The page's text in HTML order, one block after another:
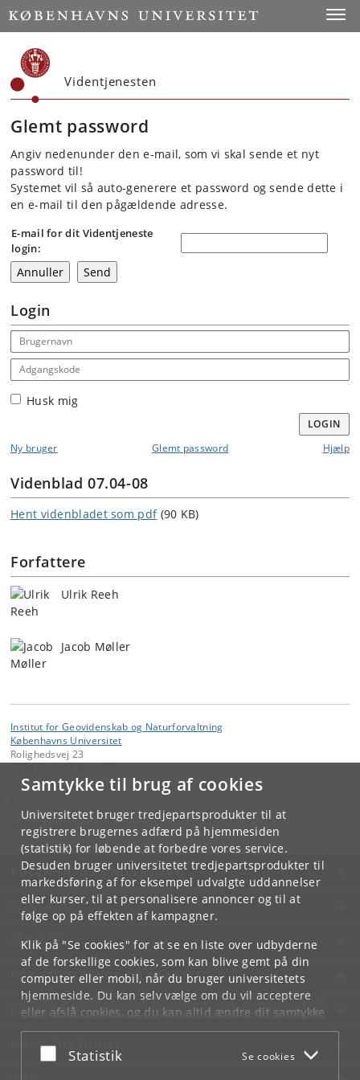
Samtykke til brug af cookies
Universitetet bruger tredjepartsprodukter til at
registrere brugernes adfærd på hjemmesiden
(statistik) for løbende at forbedre vores service.
Desuden bruger universitetet tredjepartsprodukter til
markedsføring af for eksempel udvalgte uddannelser
eller kurser, til at personalisere annoncer og til at
følge op på effekten af kampagner.
Klik på "Se cookies" for at se en liste over udbyderne
af de forskellige cookies, som kan blive gemt på din
computer eller mobil, når du bruger universitetets
hjemmeside. Du kan selv vælge om du vil acceptere
eller afslå cookies, og du kan altid ændre dit samtykke
underCookie- og privatlivspolitiksom du finder i
bunden af hver side.
Acceptér eller afslå
Statistik Se cookies
Start
Videntjenesten
Glemt password
Angiv nedenunder den e-mail, som vi skal sende et nyt
password til!
Systemet vil så auto-generere et password og sende dette i
en e-mail til den pågældende adresse.
E-mail for dit Videntjeneste
login:
Login
Email address
Adgangskode
Husk mig
LOGIN
Ny bruger
Glemt password Hjælp
Videnblad 07.04-08
Hent videnbladet som pdf (90 KB)
Forfattere
Ulrik Reeh
Jacob Møller
Institut for Geovidenskab og Naturforvaltning
Københavns Universitet
Rolighedsvej 23
Videntjenesten
KØBENHAVNS UNIVERSITET
KONTAKT
SERVICES
FOR STUDERENDE OG ANSATTE
JOB OG KARRIERE
NØDSITUATIONER